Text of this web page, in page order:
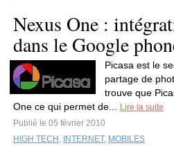
Nexus One :
dans le Google
Picasa est le
partage de
trouve que
One ce qui permet de...
Lire la suite
Publié le 05 février 2010
HIGH TECH , INTERNET, MOBILES